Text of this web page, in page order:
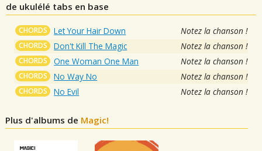
de ukulélé tabs en base
CHORDS Let Your Hair Down Notez la chanson !
CHORDS Don't Kill The Magic Notez la chanson !
CHORDS One Woman One Man Notez la chanson !
CHORDS No Way No Notez la chanson !
CHORDS No Evil Notez la chanson !
Plus d'albums de Magic!